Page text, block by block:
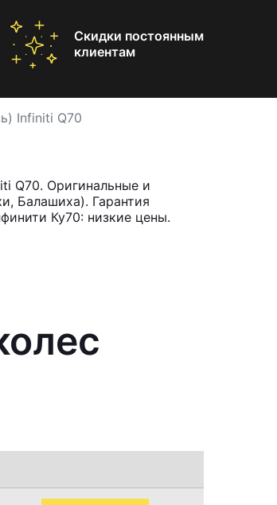
Скидки постоянным
клиентам
Infiniti Q70
Q70. Оригинальные и
Балашиха). Гарантия
Ку70: низкие цены.